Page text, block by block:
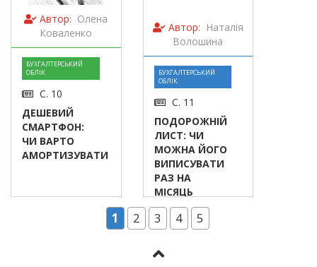
1 2 3 4 5
Автор: Олена
Коваленко
БУХГАЛТЕРСЬКИЙ
ОБЛІК
С. 10
ДЕШЕВИЙ
СМАРТФОН:
ЧИ ВАРТО
АМОРТИЗУВАТИ
Автор: Наталія
Волошина
БУХГАЛТЕРСЬКИЙ
ОБЛІК
С. 11
ПОДОРОЖНІЙ
ЛИСТ: ЧИ
МОЖНА ЙОГО
ВИПИСУВАТИ
РАЗ НА
МІСЯЦЬ